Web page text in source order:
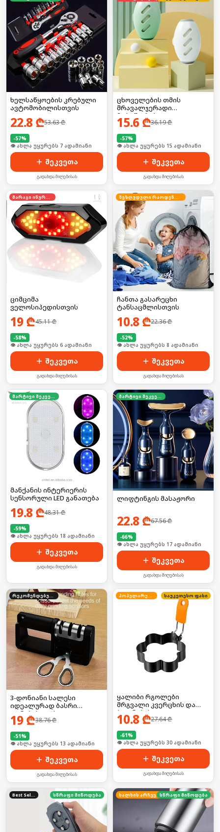
ხელსაწყოების კრებული
ავტომობილისთვის
22.8 ₾53.63₾
-57%
🛒 ბოლო 24სთ-ში იყიდა 6-მა
შეკვეთა
გადახდა მიღებისას
ცხოველების თმის
მრავალჯერადი
მოსაშორებელი
15.6 ₾36.19₾
-57%
🛒 ბოლო 24სთ-ში იყიდა 19-მა
შეკვეთა
გადახდა მიღებისას
ციმციმა
ველოსიპედისთვის
19 ₾45.11₾
-58%
🛒 ბოლო 24სთ-ში იყიდა 9-მა
შეკვეთა
გადახდა მიღებისას
ჩანთა გასარეცხი
ტანსაცმლისთვის
10.8 ₾22.36₾
-52%
🛒 ბოლო 24სთ-ში იყიდა 10-მა
შეკვეთა
გადახდა მიღებისას
მანქანის ინტერიერის
სენსორული LED განათება
19.8 ₾48.31₾
-59%
🛒 ბოლო 24სთ-ში იყიდა 24-მა
შეკვეთა
გადახდა მიღებისას
ლიფტინგის მასაჟორი
22.8 ₾67.56₾
-66%
🛒 ბოლო 24სთ-ში იყიდა 27-მა
შეკვეთა
გადახდა მიღებისას
3-დონიანი სალესი
იდეალურად ბასრი
დანებისთვის/
მაკრატლისთვის
19 ₾38.76₾
-51%
🛒 ბოლო 24სთ-ში იყიდა 19-მა
შეკვეთა
გადახდა მიღებისას
საუკეთესო ფასი
ყალიბი რგოლები
მრგვალი კვერცხის და
ბლინების
10.8 ₾27.64₾
-61%
🛒 ბოლო 24სთ-ში იყიდა 40-მა
შეკვეთა
გადახდა მიღებისას
სწრაფი მიწოდება ხალხის არჩევანისწრაფი მიწოდება